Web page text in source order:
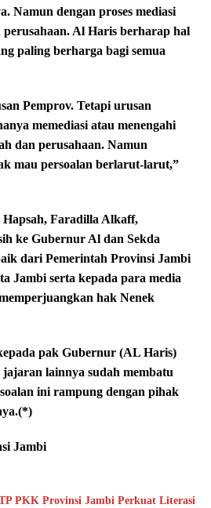
Namun dengan proses mediasi
Al Haris berharap hal
paling berharga bagi semua
Pemprov. Tetapi urusan
memediasi atau menengahi
dan perusahaan. Namun
mau persoalan berlarut-larut,”
Hapsah, Faradilla Alkaff,
ke Gubernur Al dan Sekda
dari Pemerintah Provinsi Jambi
Jambi serta kepada para media
hak Nenek
pak Gubernur (AL Haris)
jajaran lainnya sudah membatu
ini rampung dengan pihak
Jambi
PKK Provinsi Jambi Perkuat Literasi